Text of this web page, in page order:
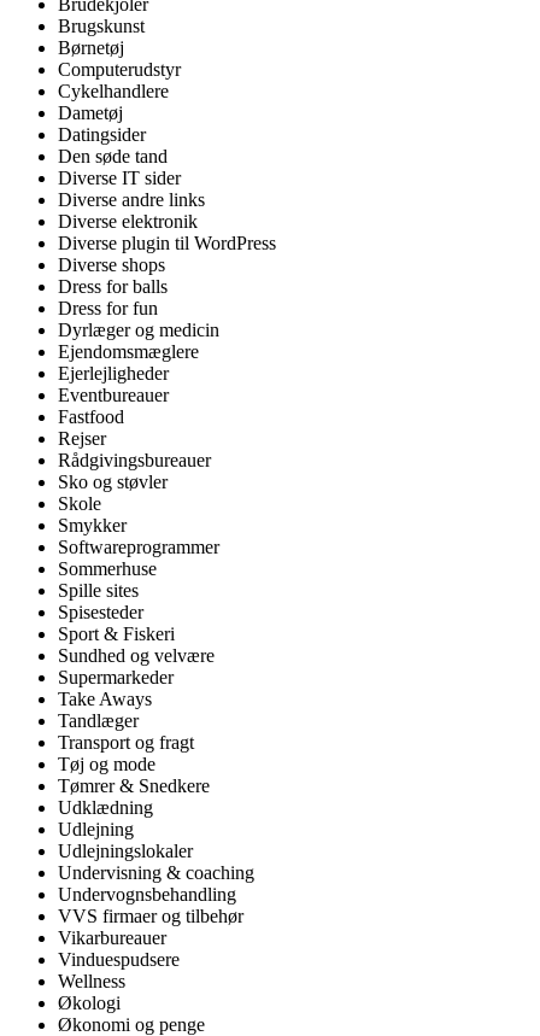
Brudekjoler
Brugskunst
Børnetøj
Computerudstyr
Cykelhandlere
Dametøj
Datingsider
Den søde tand
Diverse IT sider
Diverse andre links
Diverse elektronik
Diverse plugin til WordPress
Diverse shops
Dress for balls
Dress for fun
Dyrlæger og medicin
Ejendomsmæglere
Ejerlejligheder
Eventbureauer
Fastfood
Rejser
Rådgivingsbureauer
Sko og støvler
Skole
Smykker
Softwareprogrammer
Sommerhuse
Spille sites
Spisesteder
Sport & Fiskeri
Sundhed og velvære
Supermarkeder
Take Aways
Tandlæger
Transport og fragt
Tøj og mode
Tømrer & Snedkere
Udklædning
Udlejning
Udlejningslokaler
Undervisning & coaching
Undervognsbehandling
VVS firmaer og tilbehør
Vikarbureauer
Vinduespudsere
Wellness
Økologi
Økonomi og penge